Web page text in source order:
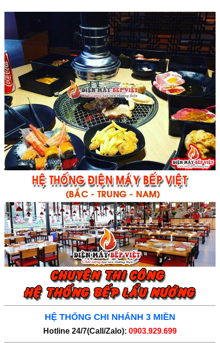
HỆ THỐNG CHI NHÁNH 3 MIỀN
Hotline 24/7(Call/Zalo): 0903.929.699